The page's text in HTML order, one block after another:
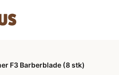
F3 Barberblade (8 stk)